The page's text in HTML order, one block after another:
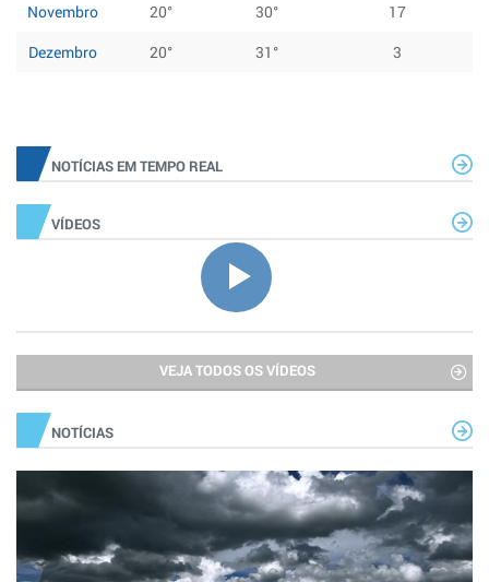
Novembro
20° 30°
17
Dezembro
20° 31° 3
NOTÍCIAS EM TEMPO REAL
VÍDEOS
VEJA TODOS OS VÍDEOS
NOTÍCIAS